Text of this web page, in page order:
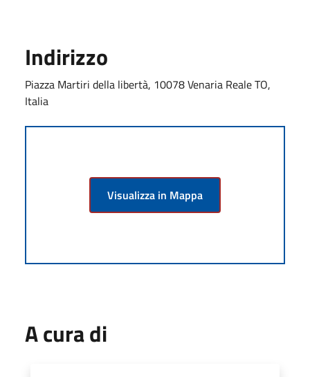
Indirizzo
Piazza Martiri della libertà, 10078 Venaria Reale TO,
Italia
Visualizza in Mappa
A cura di